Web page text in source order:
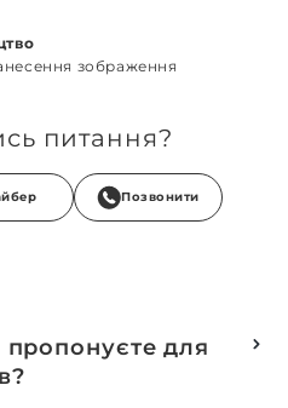
зображення
питання?
Позвонити
пропонуєте для